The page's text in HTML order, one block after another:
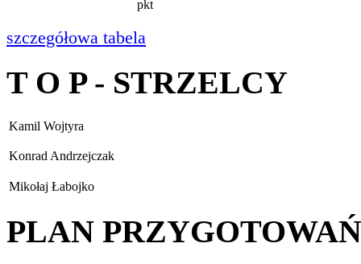
pkt
szczegółowa tabela
T O P - STRZELCY
Kamil Wojtyra
Konrad Andrzejczak
Mikołaj Łabojko
PLAN PRZYGOTOWAŃ